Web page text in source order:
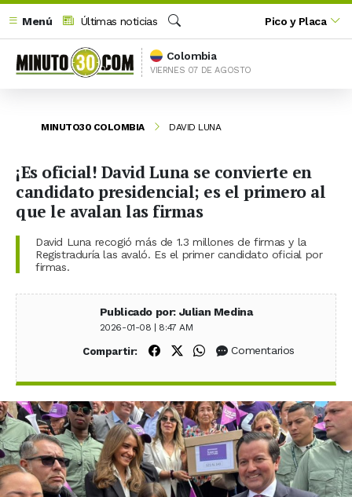
Menú
Últimas noticias
Buscar
Pico y Placa
Colombia
VIERNES 07 DE AGOSTO
MINUTO30 COLOMBIA DAVID LUNA
¡Es oficial! David Luna se convierte en
candidato presidencial; es el primero al
que le avalan las firmas
David Luna recogió más de 1.3 millones de firmas y la
Registraduría las avaló. Es el primer candidato oficial por
firmas.
Publicado por: Julian Medina
2026-01-08 | 8:47 AM
Compartir: Compartir en Facebook
Compartir en X (Twitter)
Compartir en WhatsApp
Comentarios